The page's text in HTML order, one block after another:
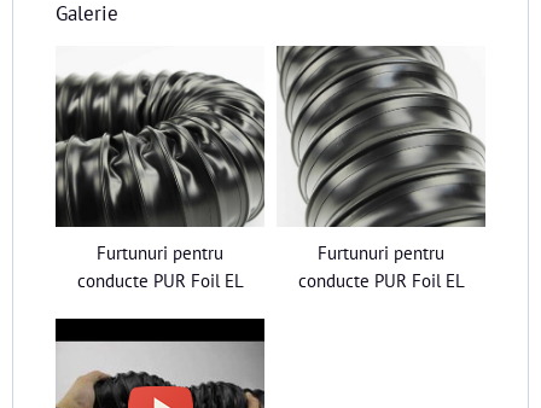
Galerie
Furtunuri pentru
conducte PUR Foil EL
Furtunuri pentru
conducte PUR Foil EL